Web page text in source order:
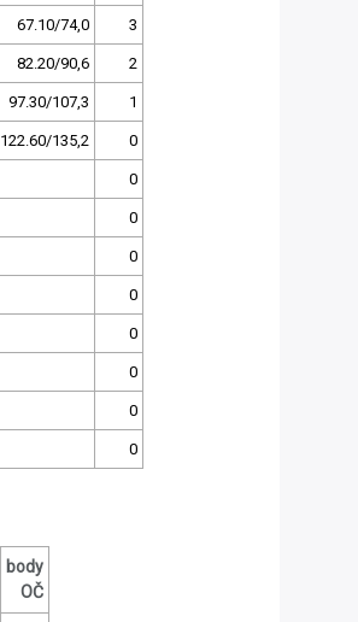
67.10/74,0 3
82.20/90,6 2
97.30/107,3 1
122.60/135,2 0
0
0
0
0
0
0
0
0
body
OČ